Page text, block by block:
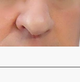
Na 2ª-feira, 28, fui
apreciar um dos
Read More…